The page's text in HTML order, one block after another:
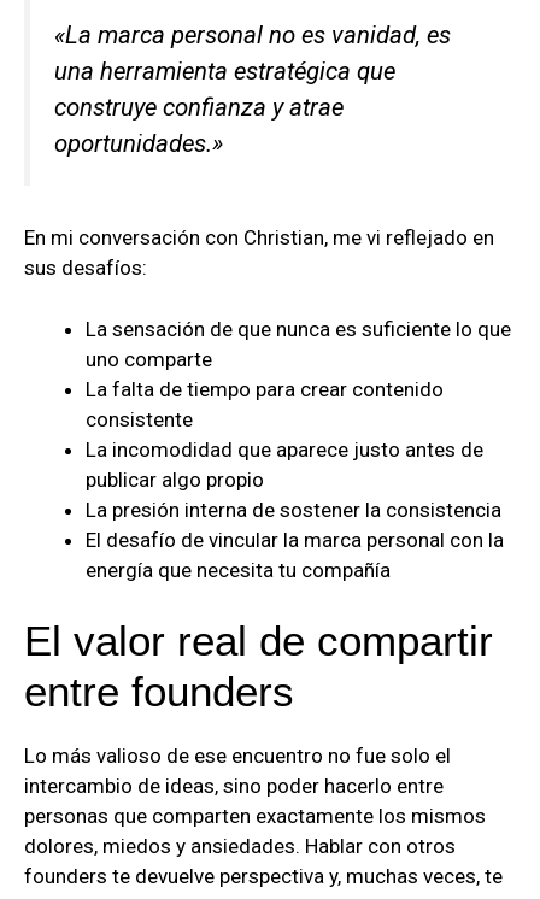
«La marca personal no es vanidad, es
una herramienta estratégica que
construye confianza y atrae
oportunidades.»
En mi conversación con Christian, me vi reflejado en
sus desafíos:
La sensación de que nunca es suficiente lo que
uno comparte
La falta de tiempo para crear contenido
consistente
La incomodidad que aparece justo antes de
publicar algo propio
La presión interna de sostener la consistencia
El desafío de vincular la marca personal con la
energía que necesita tu compañía
El valor real de compartir
entre founders
Lo más valioso de ese encuentro no fue solo el
intercambio de ideas, sino poder hacerlo entre
personas que comparten exactamente los mismos
dolores, miedos y ansiedades. Hablar con otros
founders te devuelve perspectiva y, muchas veces, te